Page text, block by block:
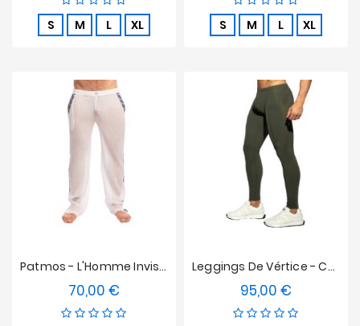
S M L XL S M L XL
Patmos - L'Homme Invisible Bordado Pantalones
70,00 €
Leggings De Vértice - Caqui
95,00 €